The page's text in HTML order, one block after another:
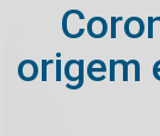
origem